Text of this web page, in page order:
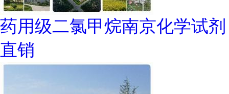
药用级二氯甲烷南京化学试剂
直销